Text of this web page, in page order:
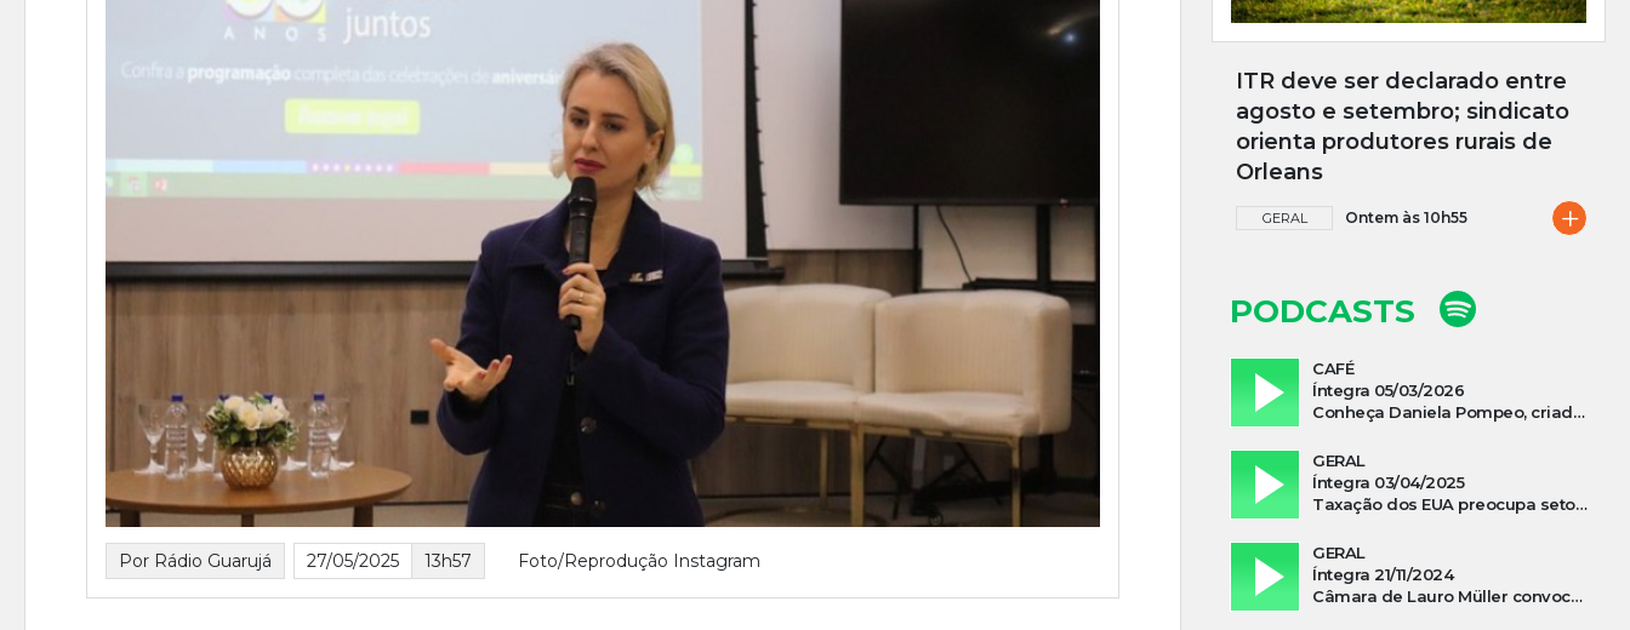
Por Rádio Guarujá 27/05/2025 13h57 Foto/Reprodução Instagram
ITR deve ser declarado entre
agosto e setembro; sindicato
orienta produtores rurais de
Orleans
GERAL Ontem às 10h55 +
PODCASTS
CAFÉ
Íntegra 05/03/2026
Conheça Daniela Pompeo, criadora do podcast “Vivi e Aprendi”, que estreia neste sábado
GERAL
Íntegra 03/04/2025
Taxação dos EUA preocupa setor madeireiro de SC
GERAL
Íntegra 21/11/2024
Câmara de Lauro Müller convoca prefeita para esclarecer falta d’água no Guatá